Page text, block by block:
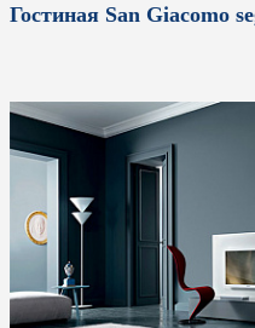
Гостиная San Giacomo